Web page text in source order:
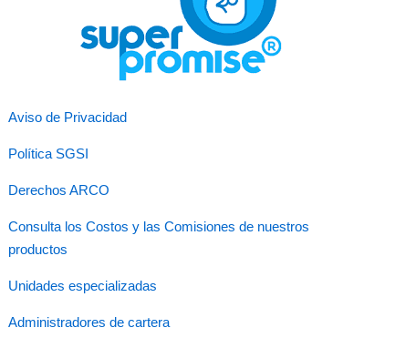
Aviso de Privacidad
Política SGSI
Derechos ARCO
Consulta los Costos y las Comisiones de nuestros
productos
Unidades especializadas
Administradores de cartera